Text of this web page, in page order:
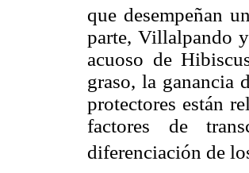
que desempeñan
parte, Villalpando
acuoso de
graso, la ganancia
protectores están
factores de
diferenciación de